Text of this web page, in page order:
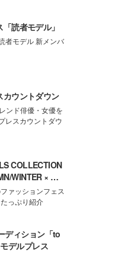
読者モデル」
者モデル 新メンバ
カウントダウン
ンド俳優・女優を
レスカウントダウ
COLLECTION
WINTER × モ
ァッションフェス
っぷり紹介
ディション「to
デルプレス